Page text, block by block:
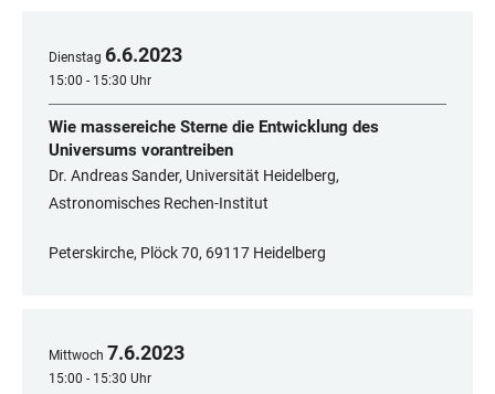
Dienstag 6.6.2023
15:00 - 15:30 Uhr
Wie massereiche Sterne die Entwicklung des
Universums vorantreiben
Dr. Andreas Sander, Universität Heidelberg,
Astronomisches Rechen-Institut
Peterskirche, Plöck 70, 69117 Heidelberg
Mittwoch 7.6.2023
15:00 - 15:30 Uhr